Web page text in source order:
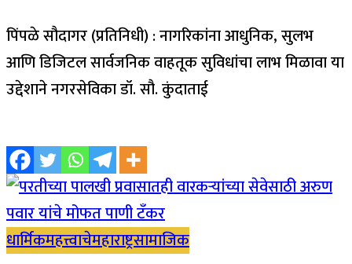
पिंपळे सौदागर (प्रतिनिधी) : नागरिकांना आधुनिक, सुलभ
आणि डिजिटल सार्वजनिक वाहतूक सुविधांचा लाभ मिळावा या
उद्देशाने नगरसेविका डॉ. सौ. कुंदाताई
धार्मिकमहत्त्वाचेमहाराष्ट्रसामाजिक